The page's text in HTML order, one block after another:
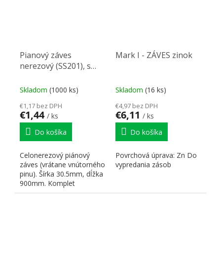
Pianový záves
nerezový (SS201), s
x 30,5
Skladom (1000 ks)
€1,17 bez DPH
€1,44 / ks
Do košíka
Celonerezový piánový
záves (vrátane vnútorného
pinu). Šírka 30.5mm, dĺžka
900mm. Komplet
nerezový materiál SS201...
Mark I - ZÁVES zinok
Skladom (16 ks)
€4,97 bez DPH
€6,11 / ks
Do košíka
Povrchová úprava: Zn Do
vypredania zásob